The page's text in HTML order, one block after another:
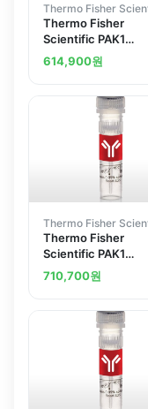
Thermo Fisher
Thermo Fisher
Scientific PAK1
Polyclonal Antibody
614,900원
Thermo Fisher
Thermo Fisher
Scientific PAK1
Polyclonal Antibody
710,700원